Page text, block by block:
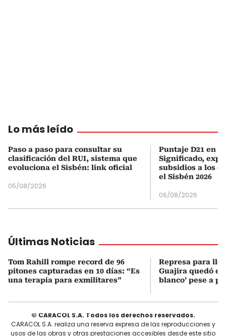
Lo más leído
Paso a paso para consultar su
clasificación del RUI, sistema que
evoluciona el Sisbén: link oficial
05/08/2026
Puntaje D21 en
Significado,
subsidios a los
el Sisbén 2026
06/08/2026
Últimas Noticias
Tom Rahill rompe record de 96
pitones capturadas en 10 días: “Es
una terapia para exmilitares”
Represa para
Guajira quedó en
blanco’ pese a
© CARACOL S.A. Todos los derechos reservados.
CARACOL S.A. realiza una reserva expresa de las reproducciones y
usos de las obras y otras prestaciones accesibles desde este sitio